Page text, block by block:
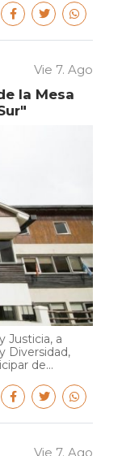
Vie 7. Ago
la Mesa
Justicia, a
Diversidad,
de...
Vie 7. Ago